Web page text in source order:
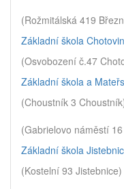
(Rožmitálská 419
Základní škola
(Osvobození č.47
Základní škola a
(Choustník 3
(Gabrielovo náměstí
Základní škola
(Kostelní 93 Jistebnice)